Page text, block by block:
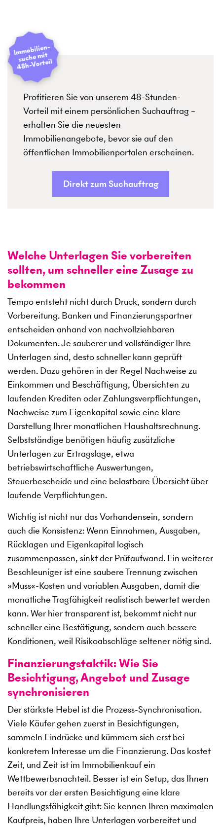
Profitieren Sie von unserem 48-Stunden-
Vorteil mit einem persönlichen Suchauftrag –
erhalten Sie die neuesten
Immobilienangebote, bevor sie auf den
öffentlichen Immobilienportalen erscheinen.
I
mmobilien­
suche mit
48h-Vorteil
Direkt zum Suchauftrag
Welche Unterlagen Sie vorbereiten
sollten, um schneller eine Zusage zu
bekommen
Tempo entsteht nicht durch Druck, sondern durch
Vorbereitung. Banken und Finanzierungspartner
entscheiden anhand von nachvollziehbaren
Dokumenten. Je sauberer und vollständiger Ihre
Unterlagen sind, desto schneller kann geprüft
werden. Dazu gehören in der Regel Nachweise zu
Einkommen und Beschäftigung, Übersichten zu
laufenden Krediten oder Zahlungsverpflichtungen,
Nachweise zum Eigenkapital sowie eine klare
Darstellung Ihrer monatlichen Haushaltsrechnung.
Selbstständige benötigen häufig zusätzliche
Unterlagen zur Ertragslage, etwa
betriebswirtschaftliche Auswertungen,
Steuerbescheide und eine belastbare Übersicht über
laufende Verpflichtungen.
Wichtig ist nicht nur das Vorhandensein, sondern
auch die Konsistenz: Wenn Einnahmen, Ausgaben,
Rücklagen und Eigenkapital logisch
zusammenpassen, sinkt der Prüfaufwand. Ein weiterer
Beschleuniger ist eine saubere Trennung zwischen
»Muss«-Kosten und variablen Ausgaben, damit die
monatliche Tragfähigkeit realistisch bewertet werden
kann. Wer hier transparent ist, bekommt nicht nur
schneller eine Bestätigung, sondern auch bessere
Konditionen, weil Risikoabschläge seltener nötig sind.
Finanzierungstaktik: Wie Sie
Besichtigung, Angebot und Zusage
synchronisieren
Der stärkste Hebel ist die Prozess-Synchronisation.
Viele Käufer gehen zuerst in Besichtigungen,
sammeln Eindrücke und kümmern sich erst bei
konkretem Interesse um die Finanzierung. Das kostet
Zeit, und Zeit ist im Immobilienkauf ein
Wettbewerbsnachteil. Besser ist ein Setup, das Ihnen
bereits vor der ersten Besichtigung eine klare
Handlungsfähigkeit gibt: Sie kennen Ihren maximalen
Kaufpreis, haben Ihre Unterlagen vorbereitet und